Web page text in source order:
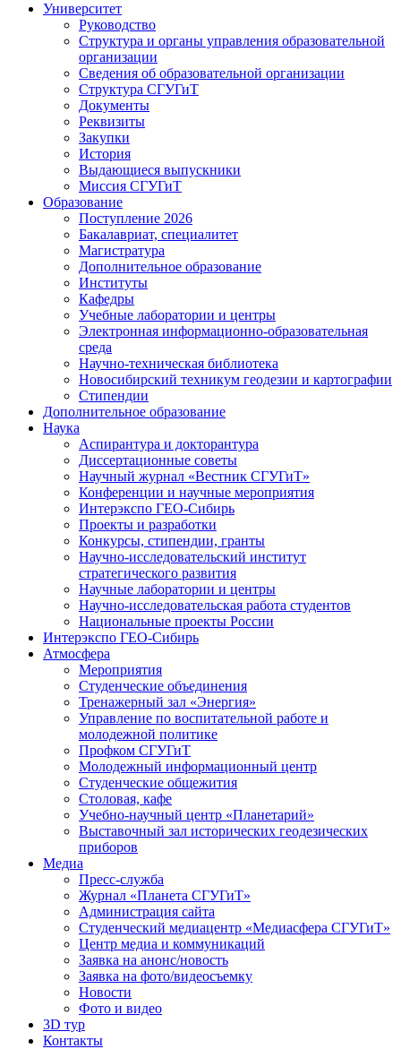
Университет
Руководство
Структура и органы управления образовательной
организации
Сведения об образовательной организации
Структура СГУГиТ
Документы
Реквизиты
Закупки
История
Выдающиеся выпускники
Миссия СГУГиТ
Образование
Поступление 2026
Бакалавриат, специалитет
Магистратура
Дополнительное образование
Институты
Кафедры
Учебные лаборатории и центры
Электронная информационно-образовательная
среда
Научно-техническая библиотека
Новосибирский техникум геодезии и картографии
Стипендии
Дополнительное образование
Наука
Аспирантура и докторантура
Диссертационные советы
Научный журнал «Вестник СГУГиТ»
Конференции и научные мероприятия
Интерэкспо ГЕО-Сибирь
Проекты и разработки
Конкурсы, стипендии, гранты
Научно-исследовательский институт
стратегического развития
Научные лаборатории и центры
Научно-исследовательская работа студентов
Национальные проекты России
Интерэкспо ГЕО-Сибирь
Атмосфера
Мероприятия
Студенческие объединения
Тренажерный зал «Энергия»
Управление по воспитательной работе и
молодежной политике
Профком СГУГиТ
Молодежный информационный центр
Студенческие общежития
Столовая, кафе
Учебно-научный центр «Планетарий»
Выставочный зал исторических геодезических
приборов
Медиа
Пресс-служба
Журнал «Планета СГУГиТ»
Администрация сайта
Студенческий медиацентр «Медиасфера СГУГиТ»
Центр медиа и коммуникаций
Заявка на анонс/новость
Заявка на фото/видеосъемку
Новости
Фото и видео
3D тур
Контакты